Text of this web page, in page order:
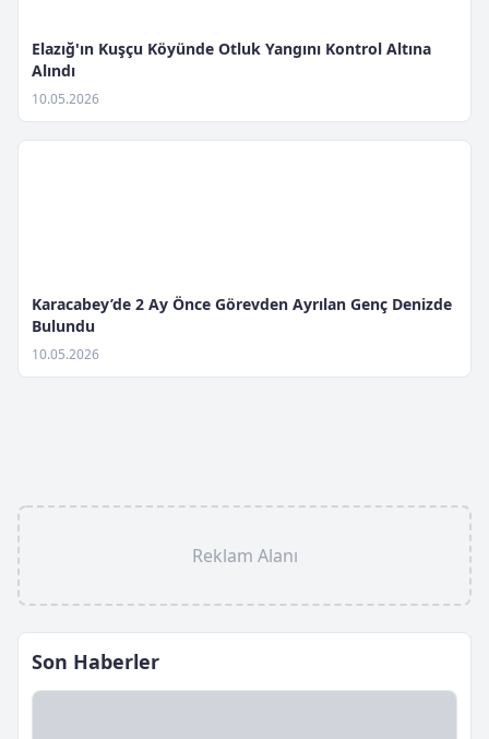
Elazığ'ın Kuşçu Köyünde Otluk Yangını Kontrol Altına
Alındı
10.05.2026
Karacabey’de 2 Ay Önce Görevden Ayrılan Genç Denizde
Bulundu
10.05.2026
Reklam Alanı
Son Haberler